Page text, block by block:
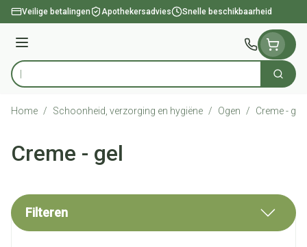
Ga naar de inhoud
Veilige betalingen Apothekersadvies Snelle beschikbaarheid
Menu
Product, merk, categorie... Zoek
Home / Schoonheid, verzorging en hygiëne / Ogen / Creme - gel
Creme - gel
Filteren